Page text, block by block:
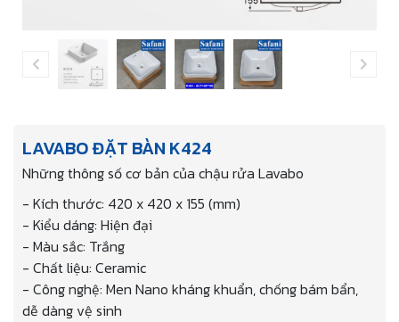
LAVABO ĐẶT BÀN K424
Những thông số cơ bản của chậu rửa Lavabo
- Kích thước: 420 x 420 x 155 (mm)
- Kiểu dáng: Hiện đại
- Màu sắc: Trắng
- Chất liệu: Ceramic
- Công nghệ: Men Nano kháng khuẩn, chống bám bẩn,
dễ dàng vệ sinh